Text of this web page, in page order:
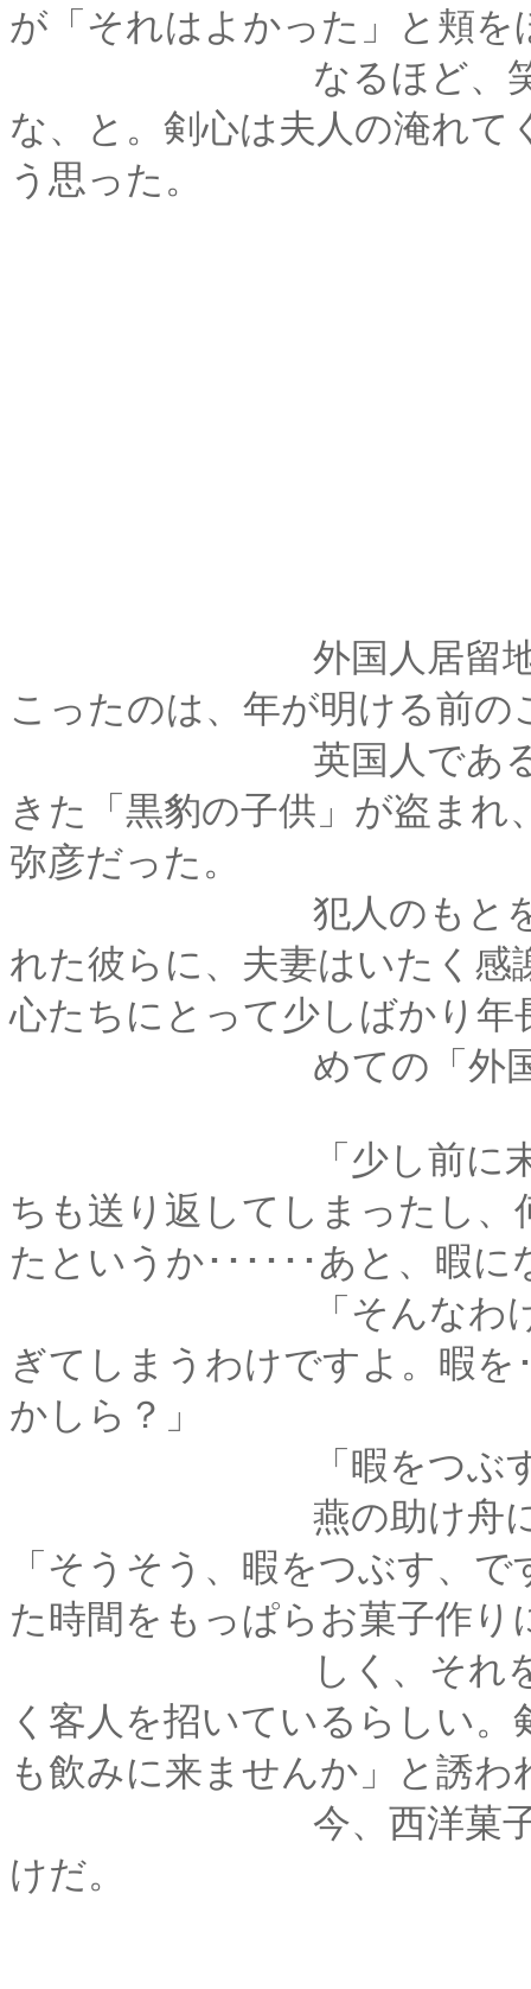
が「それはよかった」と頬を
なるほど、笑顔とい
な、と。剣心は夫人の淹れ
う思った。
外国人居留地に泥棒
こったのは、年が明ける前の
英国人であるテイラ
きた「黒豹の子供」が盗ま
弥彦だった。
犯人のもとを逃げ出
れた彼らに、夫妻はいたく
心たちにとって少しばかり年
めての「外国人の友
「少し前に末の娘を
ちも送り返してしまったし
たというか･･････あと、暇
「そんなわけで、わ
ぎてしまうわけですよ。暇を
かしら？」
「暇をつぶす、
燕の助け舟に
「そうそう、暇をつぶす、
た時間をもっぱらお菓子作り
しく、それを振る舞
く客人を招いているらしい
も飲みに来ませんか」と誘
今、西洋菓子の相伴
けだ。